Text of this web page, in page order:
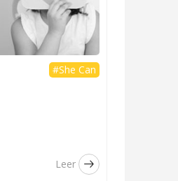
#She Can
Leer